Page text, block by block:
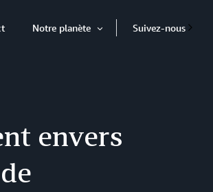
Notre planète
Ouvrir
Suivez-nous
envers